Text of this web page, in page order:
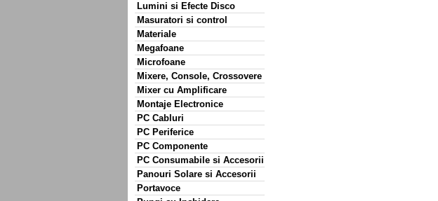
Lumini si Efecte Disco
Masuratori si control
Materiale
Megafoane
Microfoane
Mixere, Console, Crossovere
Mixer cu Amplificare
Montaje Electronice
PC Cabluri
PC Periferice
PC Componente
PC Consumabile si Accesorii
Panouri Solare si Accesorii
Portavoce